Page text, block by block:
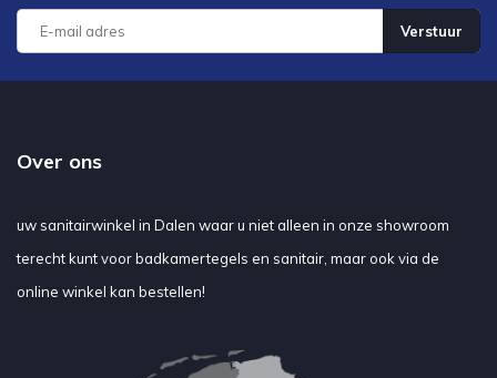
Verstuur
Over ons
uw sanitairwinkel in Dalen waar u niet alleen in onze showroom
terecht kunt voor badkamertegels en sanitair, maar ook via de
online winkel kan bestellen!